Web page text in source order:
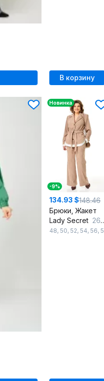
В корзину
Новинка
-9%
134.93 $148.46
Брюки, Жакет
Lady Secret 26251 бежевый
48, 50, 52, 54, 56,